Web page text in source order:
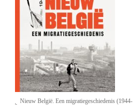
Nieuw België. Een migratiegeschiedenis (1944-